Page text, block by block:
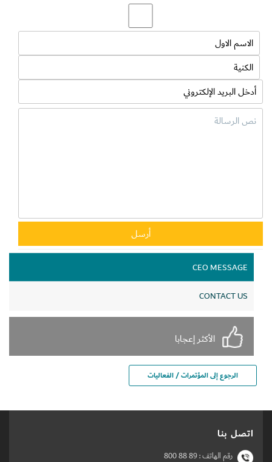
CEO MESSAGE
CONTACT US
الأكثر إعجابا
الرجوع إلى المؤتمرات / الفعاليات
اتصل بنا
رقم الهاتف :800 88 89